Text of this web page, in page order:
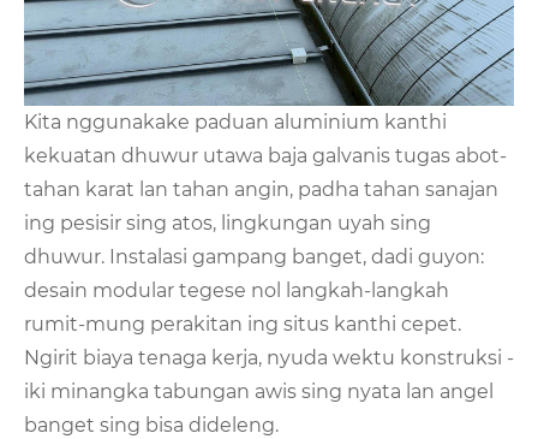
Kita nggunakake paduan aluminium kanthi
kekuatan dhuwur utawa baja galvanis tugas abot-
tahan karat lan tahan angin, padha tahan sanajan
ing pesisir sing atos, lingkungan uyah sing
dhuwur. Instalasi gampang banget, dadi guyon:
desain modular tegese nol langkah-langkah
rumit-mung perakitan ing situs kanthi cepet.
Ngirit biaya tenaga kerja, nyuda wektu konstruksi -
iki minangka tabungan awis sing nyata lan angel
banget sing bisa dideleng.